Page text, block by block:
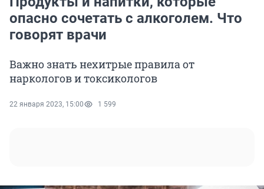
опасно сочетать с алкоголем. Что
говорят врачи
Важно знать нехитрые правила от
наркологов и токсикологов
22 января 2023, 15:00 1 599